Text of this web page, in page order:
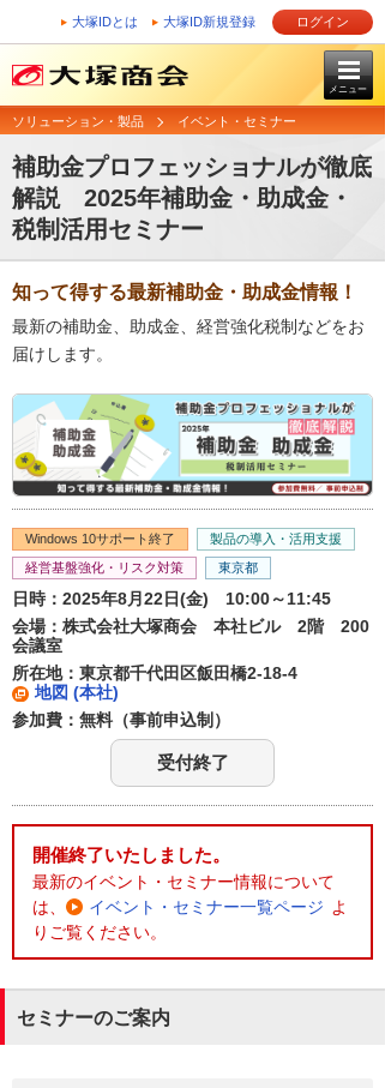
大塚IDとは 大塚ID新規登録 ログイン
メニュー
ソリューション・製品 イベント・セミナー
補助金プロフェッショナルが徹底
解説 2025年補助金・助成金・
税制活用セミナー
知って得する最新補助金・助成金情報！
最新の補助金、助成金、経営強化税制などをお
届けします。
Windows 10サポート終了
製品の導入・活用支援
経営基盤強化・リスク対策
東京都
日時：2025年8月22日(金) 10:00～11:45
会場：株式会社大塚商会 本社ビル 2階 200
会議室
所在地：東京都千代田区飯田橋2-18-4
地図 (本社)
参加費：無料（事前申込制）
受付終了
開催終了いたしました。
最新のイベント・セミナー情報について
は、
イベント・セミナー一覧ページ よ
りご覧ください。
セミナーのご案内